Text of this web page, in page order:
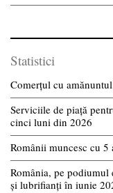
Statistici
Comerțul cu
Serviciile de piață
cinci luni din 2026
Românii muncesc cu
România, pe
și lubrifianți în iunie